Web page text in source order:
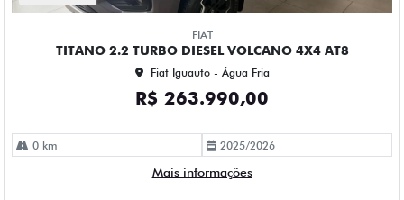
FIAT
TITANO 2.2 TURBO DIESEL VOLCANO 4X4 AT8
Fiat Iguauto - Água Fria
R$ 263.990,00
0 km 2025/2026
Mais informações